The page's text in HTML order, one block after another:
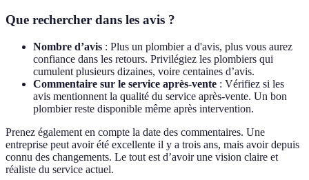
Que rechercher dans les avis ?
Nombre d’avis : Plus un plombier a d'avis, plus vous aurez
confiance dans les retours. Privilégiez les plombiers qui
cumulent plusieurs dizaines, voire centaines d’avis.
Commentaire sur le service après-vente : Vérifiez si les
avis mentionnent la qualité du service après-vente. Un bon
plombier reste disponible même après intervention.
Prenez également en compte la date des commentaires. Une
entreprise peut avoir été excellente il y a trois ans, mais avoir depuis
connu des changements. Le tout est d’avoir une vision claire et
réaliste du service actuel.